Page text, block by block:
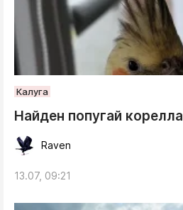
Калуга
Найден попугай корелла
Raven
13.07, 09:21